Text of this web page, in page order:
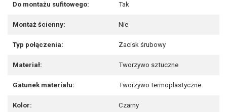
Do montażu sufitowego: Tak
Montaż ścienny: Nie
Typ połączenia: Zacisk śrubowy
Materiał: Tworzywo sztuczne
Gatunek materiału: Tworzywo termoplastyczne
Kolor: Czarny